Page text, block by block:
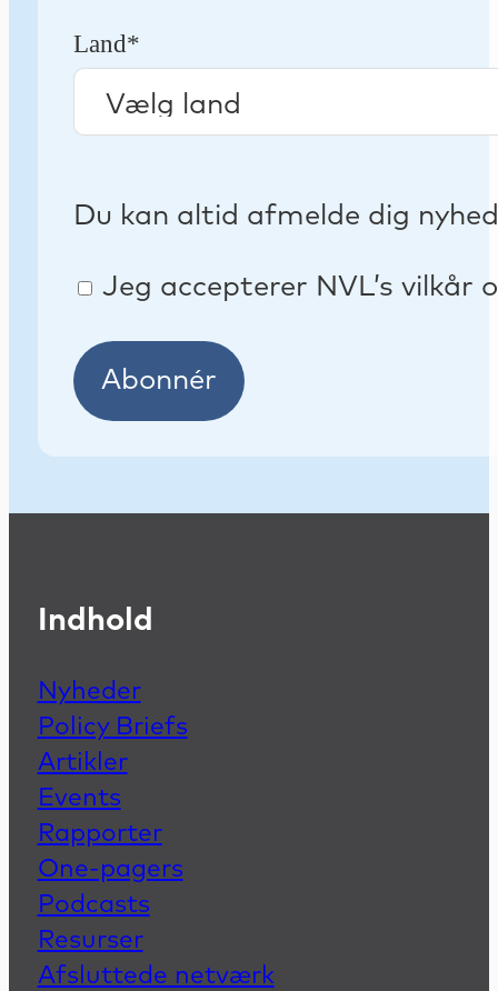
Land*
Du kan altid afmelde dig
Jeg accepterer NVL’s vilkår
Abonnér
Indhold
Nyheder
Policy Briefs
Artikler
Events
Rapporter
One-pagers
Podcasts
Resurser
Afsluttede netværk